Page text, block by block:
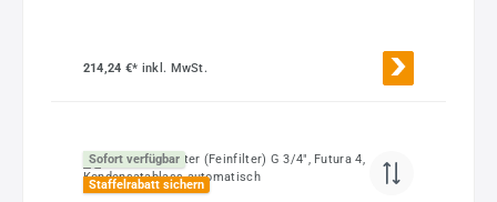
214,24 €* inkl. MwSt.
Sofort verfügbar
Staffelrabatt sichern